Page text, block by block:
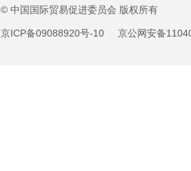
© 中国国际贸易促进委员会 版权所有
京ICP备09088920号-10 京公网安备